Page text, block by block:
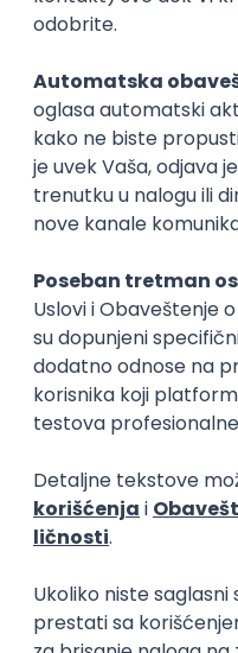
Zanimanja
Reporter
mediji (novinarstvo,
Poslovi posle
dizajn i video
marketinškoj